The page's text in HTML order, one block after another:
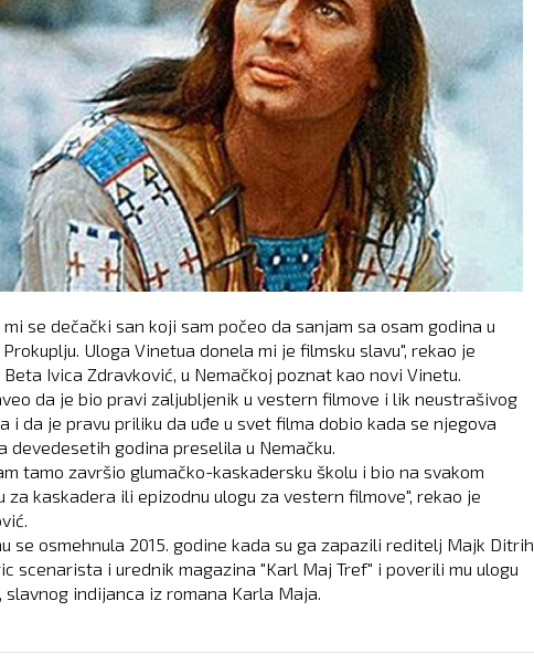
mi se dečački san koji sam počeo da sanjam sa osam godina u
Uloga Vinetua donela mi je filmsku slavu", rekao je
Ivica Zdravković, u Nemačkoj poznat kao novi Vinetu.
da je bio pravi zaljubljenik u vestern filmove i lik neustrašivog
i da je pravu priliku da uđe u svet filma dobio kada se njegova
devedesetih godina preselila u Nemačku.
tamo završio glumačko-kaskadersku školu i bio na svakom
za kaskadera ili epizodnu ulogu za vestern filmove", rekao je
se osmehnula 2015. godine kada su ga zapazili reditelj Majk Ditrih
scenarista i urednik magazina "Karl Maj Tref" i poverili mu ulogu
slavnog indijanca iz romana Karla Maja.